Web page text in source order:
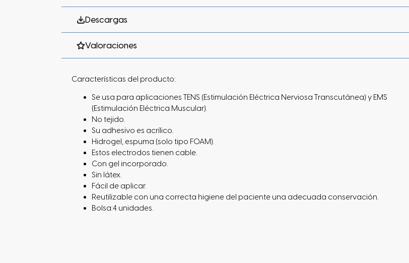
Descargas
Valoraciones
Características del producto:
Se usa para aplicaciones TENS (Estimulación Eléctrica Nerviosa Transcutánea) y EMS
(Estimulación Eléctrica Muscular).
No tejido.
Su adhesivo es acrílico.
Hidrogel, espuma (solo tipo FOAM).
Estos electrodos tienen cable.
Con gel incorporado.
Sin látex.
Fácil de aplicar.
Reutilizable con una correcta higiene del paciente una adecuada conservación.
Bolsa:4 unidades.